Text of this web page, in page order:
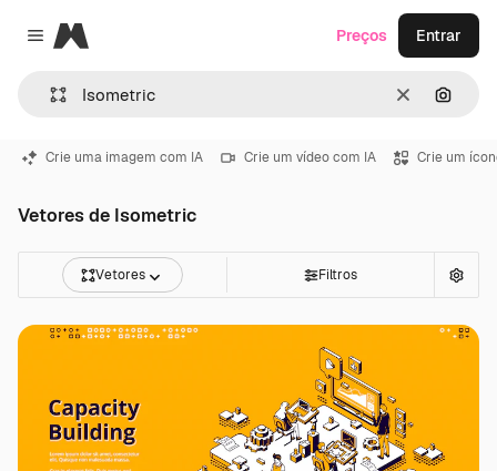
Close menu
Magnific
Limpar
Preços Entrar
Crie uma imagem com IA Crie um vídeo com IA Crie um
Vetores de Isometric
Vetores Filtros